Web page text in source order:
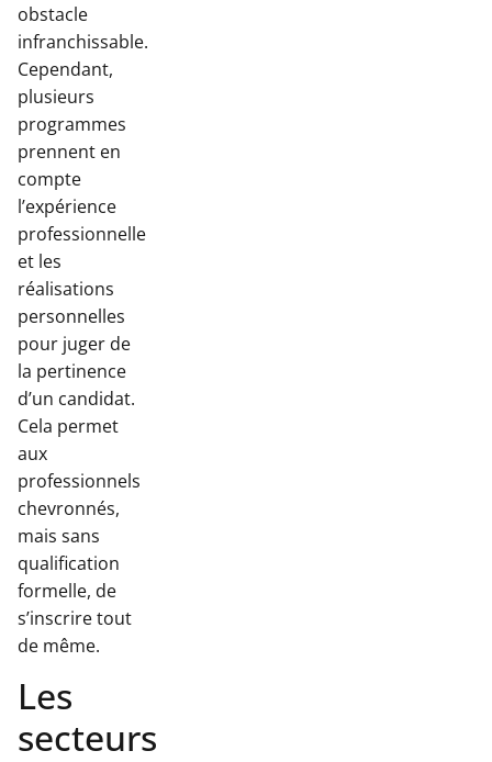
obstacle
infranchissable.
Cependant,
plusieurs
programmes
prennent en
compte
l’expérience
professionnelle
et les
réalisations
personnelles
pour juger de
la pertinence
d’un candidat.
Cela permet
aux
professionnels
chevronnés,
mais sans
qualification
formelle, de
s’inscrire tout
de même.
Les
secteurs